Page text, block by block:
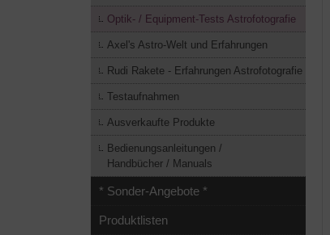
Optik- / Equipment-Tests Astrofotografie
Axel's Astro-Welt und Erfahrungen
Rudi Rakete - Erfahrungen Astrofotografie
Testaufnahmen
Ausverkaufte Produkte
Bedienungsanleitungen /
Handbücher / Manuals
* Sonder-Angebote *
Produktlisten